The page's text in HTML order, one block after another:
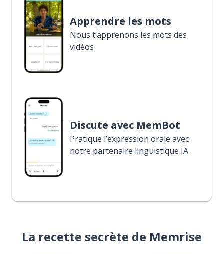
Apprendre les mots
Nous t’apprenons les mots des
vidéos
Discute avec MemBot
Pratique l’expression orale avec
notre partenaire linguistique IA
La recette secrète de Memrise